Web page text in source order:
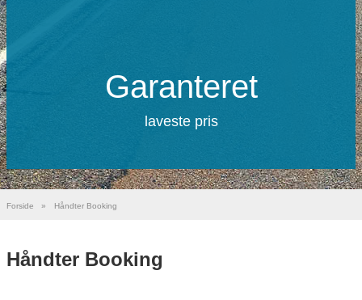
Garanteret
laveste pris
Forside » Håndter Booking
Håndter Booking